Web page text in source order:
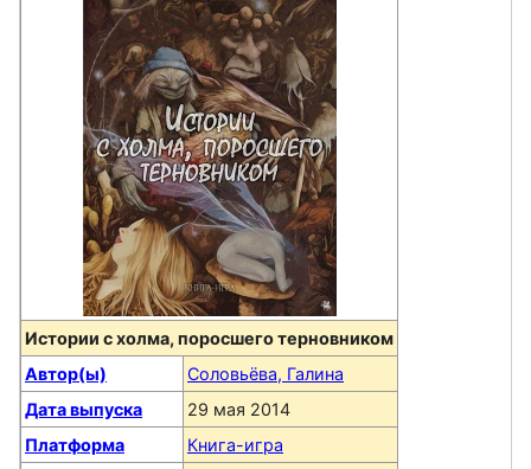
Истории с холма, поросшего терновником
Автор(ы)
Соловьёва, Галина
Дата выпуска
29 мая 2014
Платформа
Книга-игра